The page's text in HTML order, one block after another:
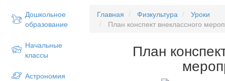
Дошкольное
образование
Начальные
классы
Астрономия
Главная Физкультура
Уроки
План конспект внеклассного
План